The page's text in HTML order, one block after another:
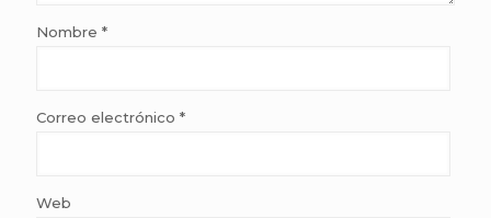
Nombre *
Correo electrónico *
Web